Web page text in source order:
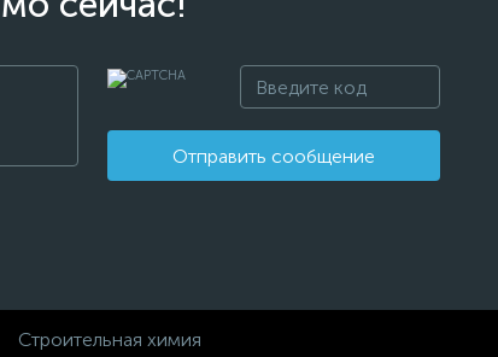
Отправить сообщение
Строительная химия